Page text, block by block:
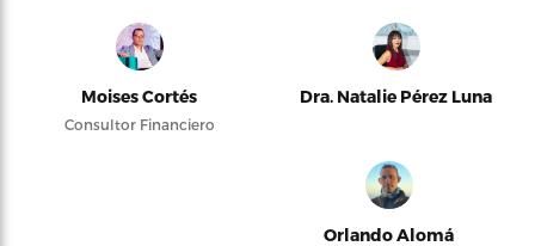
Moises Cortés
Consultor Financiero
Dra. Natalie Pérez Luna
Orlando Alomá